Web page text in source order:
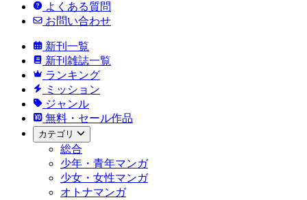
よくある質問
お問い合わせ
新刊一覧
新刊雑誌一覧
ランキング
ミッション
ジャンル
無料・セール作品
カテゴリ
総合
少年・青年マンガ
少女・女性マンガ
オトナマンガ